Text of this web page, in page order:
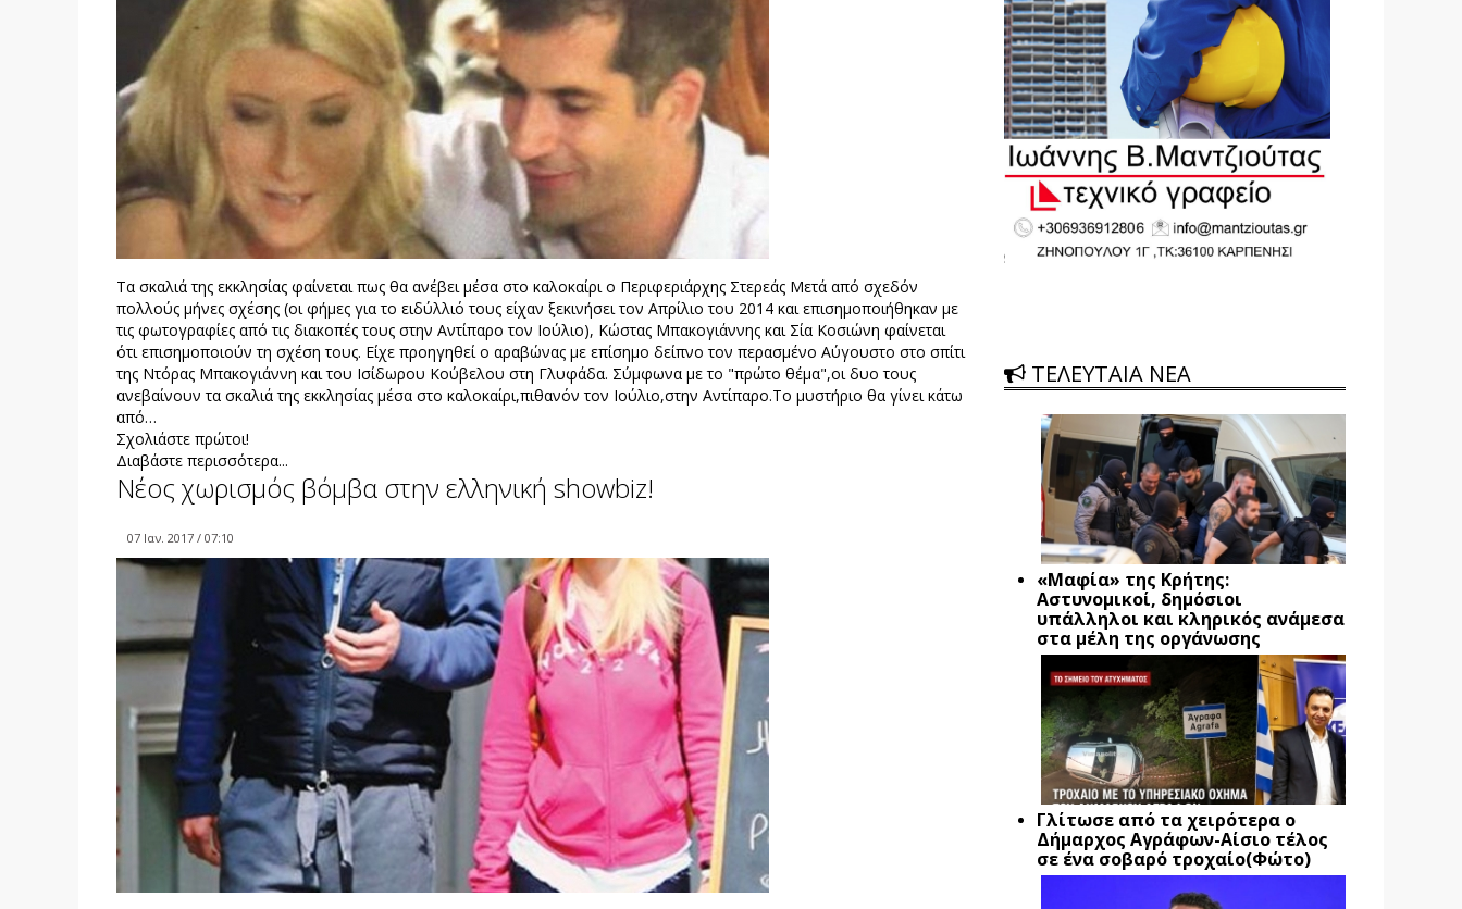
Τα σκαλιά της εκκλησίας φαίνεται πως θα ανέβει μέσα στο καλοκαίρι ο Περιφεριάρχης Στερεάς Μετά από σχεδόν
πολλούς μήνες σχέσης (οι φήμες για το ειδύλλιό τους είχαν ξεκινήσει τον Απρίλιο του 2014 και επισημοποιήθηκαν με
τις φωτογραφίες από τις διακοπές τους στην Αντίπαρο τον Ιούλιο), Κώστας Μπακογιάννης και Σία Κοσιώνη φαίνεται
ότι επισημοποιούν τη σχέση τους. Είχε προηγηθεί ο αραβώνας με επίσημο δείπνο τον περασμένο Αύγουστο στο σπίτι
της Ντόρας Μπακογιάννη και του Ισίδωρου Κούβελου στη Γλυφάδα. Σύμφωνα με το "πρώτο θέμα",οι δυο τους
ανεβαίνουν τα σκαλιά της εκκλησίας μέσα στο καλοκαίρι,πιθανόν τον Ιούλιο,στην Αντίπαρο.Το μυστήριο θα γίνει κάτω
από…
Σχολιάστε πρώτοι!
Διαβάστε περισσότερα...
Νέος χωρισμός βόμβα στην ελληνική showbiz!
07 Ιαν. 2017 / 07:10
ΤΕΛΕΥΤΑΙΑ ΝΕΑ
«Μαφία» της Κρήτης:
Αστυνομικοί, δημόσιοι
υπάλληλοι και κληρικός ανάμεσα
στα μέλη της οργάνωσης
Γλίτωσε από τα χειρότερα ο
Δήμαρχος Αγράφων-Αίσιο τέλος
σε ένα σοβαρό τροχαίο(Φώτο)